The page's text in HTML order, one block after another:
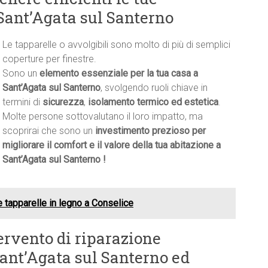
sul Santerno
Le tapparelle o avvolgibili sono molto di più di semplici
coperture per finestre.
Sono un elemento essenziale per la tua casa a
Sant’Agata sul Santerno, svolgendo ruoli chiave in
termini di sicurezza, isolamento termico ed estetica.
Molte persone sottovalutano il loro impatto, ma
scoprirai che sono un investimento prezioso per
migliorare il comfort e il valore della tua abitazione a
Sant’Agata sul Santerno !
tapparelle in legno a Conselice
di riparazione
sul Santerno ed